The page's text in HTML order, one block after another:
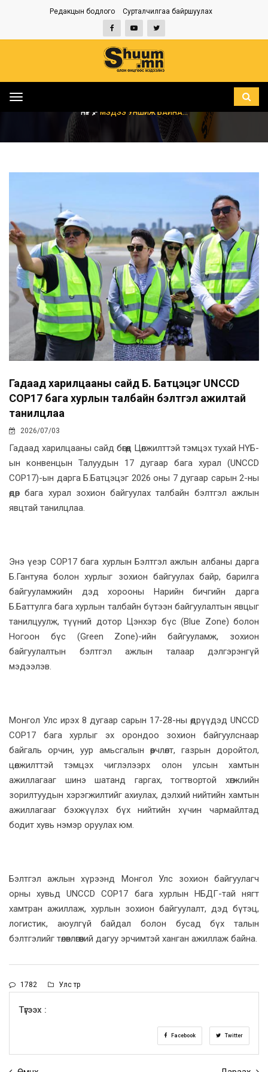
Редакцын бодлого Сурталчилгаа байршуулах
Toggle
НҮҮР МЭДЭЭ УНШИЖ БАЙНА...
Гадаад харилцааны сайд Б. Батцэцэг UNCCD
COP17 бага хурлын талбайн бэлтгэл ажилтай
танилцлаа
2026/07/03
Гадаад харилцааны сайд бөгөөд Цөлжилттэй тэмцэх тухай НҮБ-
ын конвенцын Талуудын 17 дугаар бага хурал (UNCCD
COP17)-ын дарга Б.Батцэцэг 2026 оны 7 дугаар сарын 2-ны
өдөр бага хурал зохион байгуулах талбайн бэлтгэл ажлын
явцтай танилцлаа.
Энэ үеэр COP17 бага хурлын Бэлтгэл ажлын албаны дарга
Б.Гантуяа болон хурлыг зохион байгуулах байр, барилга
байгууламжийн дэд хорооны Нарийн бичгийн дарга
Б.Баттулга бага хурлын талбайн бүтээн байгуулалтын явцыг
танилцуулж, түүний дотор Цэнхэр бүс (Blue Zone) болон
Ногоон бүс (Green Zone)-ийн байгууламж, зохион
байгуулалтын бэлтгэл ажлын талаар дэлгэрэнгүй
мэдээлэв.
Монгол Улс ирэх 8 дугаар сарын 17-28-ны өдрүүдэд UNCCD
COP17 бага хурлыг эх орондоо зохион байгуулснаар
байгаль орчин, уур амьсгалын өөрчлөлт, газрын доройтол,
цөлжилттэй тэмцэх чиглэлээрх олон улсын хамтын
ажиллагааг шинэ шатанд гаргах, тогтвортой хөгжлийн
зорилтуудын хэрэгжилтийг ахиулах, дэлхий нийтийн хамтын
ажиллагааг бэхжүүлэх бүх нийтийн хүчин чармайлтад
бодит хувь нэмэр оруулах юм.
Бэлтгэл ажлын хүрээнд Монгол Улс зохион байгуулагч
орны хувьд UNCCD COP17 бага хурлын НБДГ-тай нягт
хамтран ажиллаж, хурлын зохион байгуулалт, дэд бүтэц,
логистик, аюулгүй байдал болон бусад бүх талын
бэлтгэлийг төлөвлөгөөний дагуу эрчимтэй ханган ажиллаж байна.
1782 Улс төр
Түгээх :
Facebook Twitter